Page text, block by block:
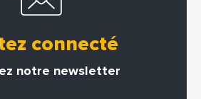
connecté
notre newsletter